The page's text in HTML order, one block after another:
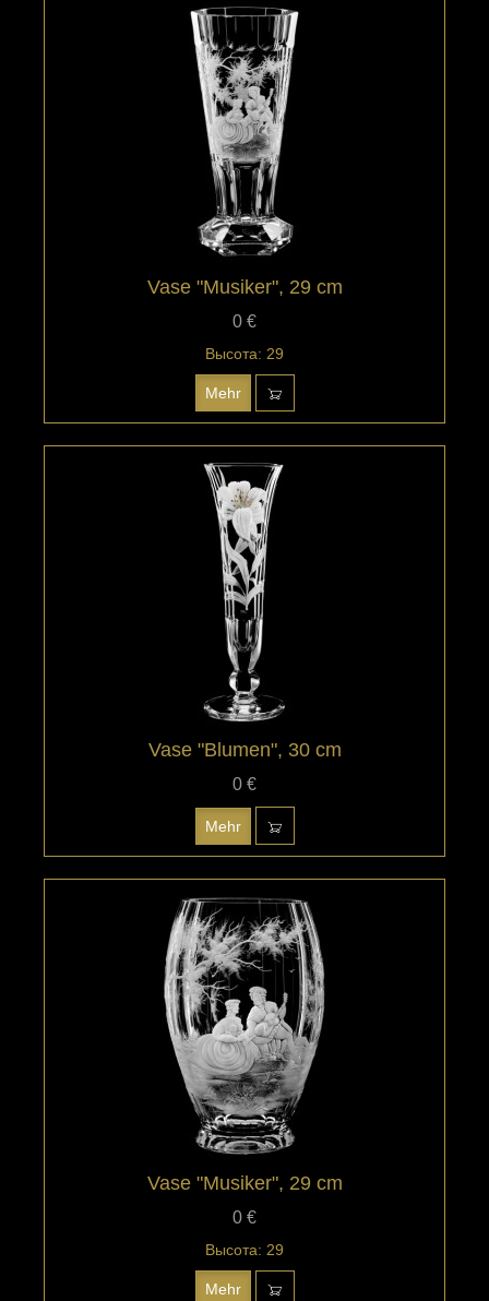
Vase "Musiker", 29 cm
0 €
Высота: 29
Mehr
Vase "Blumen", 30 cm
0 €
Mehr
Vase "Musiker", 29 cm
0 €
Высота: 29
Mehr